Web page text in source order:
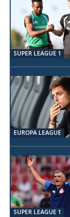
SUPER LEAGUE 1
EUROPA LEAGUE
SUPER LEAGUE 1